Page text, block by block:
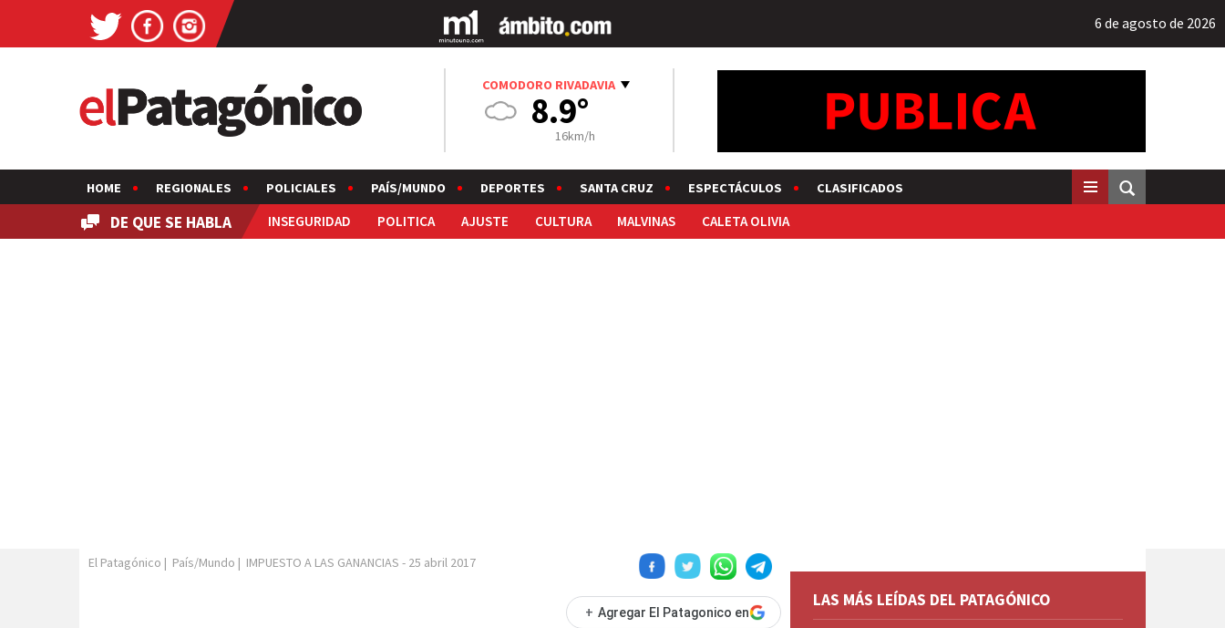
6 de agosto de 2026
COMODORO RIVADAVIA
8.9°
16km/h
HOME REGIONALES POLICIALES PAÍS/MUNDO DEPORTES SANTA CRUZ ESPECTÁCULOS CLASIFICADOS
DE QUE SE HABLA INSEGURIDAD POLITICA AJUSTE CULTURA MALVINAS CALETA OLIVIA
El Patagónico | País/Mundo | IMPUESTO A LAS GANANCIAS - 25 abril 2017
+ Agregar El Patagonico en
LAS MÁS LEÍDAS DEL PATAGÓNICO